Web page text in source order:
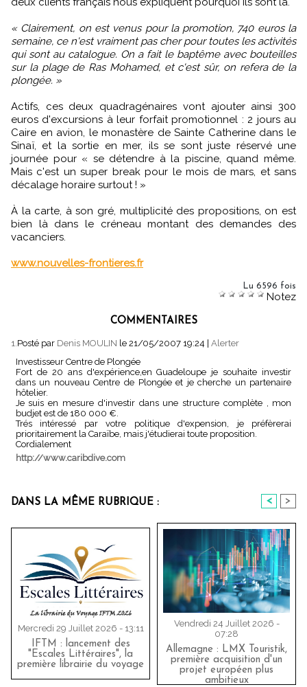
« Clairement, on est venus pour la promotion, 740 euros la
semaine, ce n'est vraiment pas cher pour toutes les activités
qui sont au catalogue. On a fait le baptême avec bouteilles
sur la plage de Ras Mohamed, et c'est sûr, on refera de la
plongée. »
Actifs, ces deux quadragénaires vont ajouter ainsi 300
euros d'excursions à leur forfait promotionnel : 2 jours au
Caire en avion, le monastère de Sainte Catherine dans le
Sinaï, et la sortie en mer, ils se sont juste réservé une
journée pour « se détendre à la piscine, quand même.
Mais c'est un super break pour le mois de mars, et sans
décalage horaire surtout ! »
À la carte, à son gré, multiplicité des propositions, on est
bien là dans le créneau montant des demandes des
vacanciers.
www.nouvelles-frontieres.fr
Lu 6596 fois
Notez
COMMENTAIRES
1.Posté par Denis MOULIN le 21/05/2007 19:24
Alerter
Investisseur Centre de Plongée
Fort de 20 ans d'expérience,en Guadeloupe je souhaite investir
dans un nouveau Centre de Plongée et je cherche un partenaire
hôtelier.
Je suis en mesure d'investir dans une structure complète , mon
budjet est de 180 000 €.
Trés intéressé par votre politique d'expension, je préfèrerai
prioritairement la Caraïbe, mais j'étudierai toute proposition.
Cordialement
http://www.caribdive.com
DANS LA MÊME RUBRIQUE : < >
Mercredi 29 Juillet 2026 - 13:11
IFTM : lancement des
"Escales Littéraires", la
première librairie du voyage
Vendredi 24 Juillet 2026 -
07:28
Allemagne : LMX Touristik,
première acquisition d'un
projet européen plus
ambitieux